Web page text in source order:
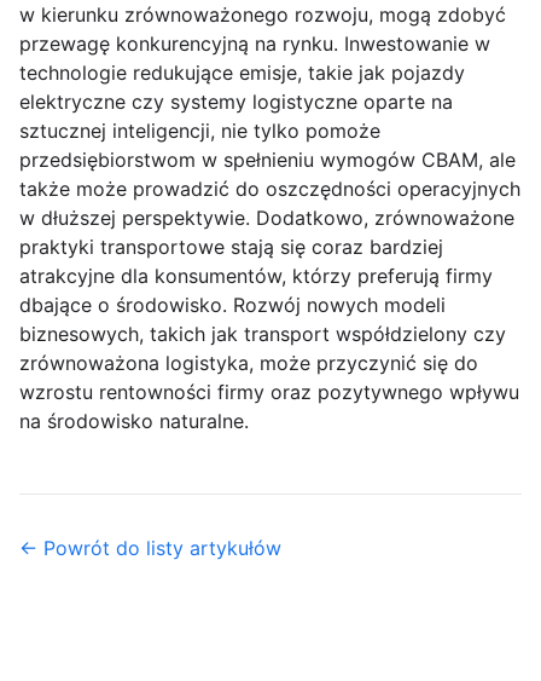
w kierunku zrównoważonego rozwoju, mogą zdobyć
przewagę konkurencyjną na rynku. Inwestowanie w
technologie redukujące emisje, takie jak pojazdy
elektryczne czy systemy logistyczne oparte na
sztucznej inteligencji, nie tylko pomoże
przedsiębiorstwom w spełnieniu wymogów CBAM, ale
także może prowadzić do oszczędności operacyjnych
w dłuższej perspektywie. Dodatkowo, zrównoważone
praktyki transportowe stają się coraz bardziej
atrakcyjne dla konsumentów, którzy preferują firmy
dbające o środowisko. Rozwój nowych modeli
biznesowych, takich jak transport współdzielony czy
zrównoważona logistyka, może przyczynić się do
wzrostu rentowności firmy oraz pozytywnego wpływu
na środowisko naturalne.
← Powrót do listy artykułów